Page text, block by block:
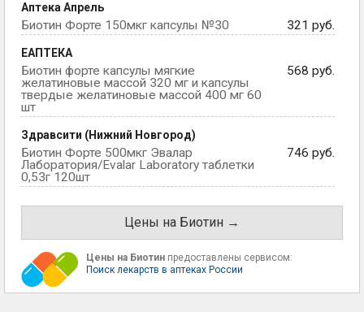
Аптека Апрель
321 руб.
Биотин Форте 150мкг капсулы №30
ЕАПТЕКА
568 руб.
Биотин форте капсулы мягкие
желатиновые массой 320 мг и капсулы
твердые желатиновые массой 400 мг 60
шт
Здравсити (‎Нижний Новгород)
746 руб.
Биотин Форте 500мкг Эвалар
Лаборатория/Evalar Laboratory таблетки
0,53г 120шт
Цены на Биотин →
Цены на Биотин предоставлены сервисом:
Поиск лекарств в аптеках России